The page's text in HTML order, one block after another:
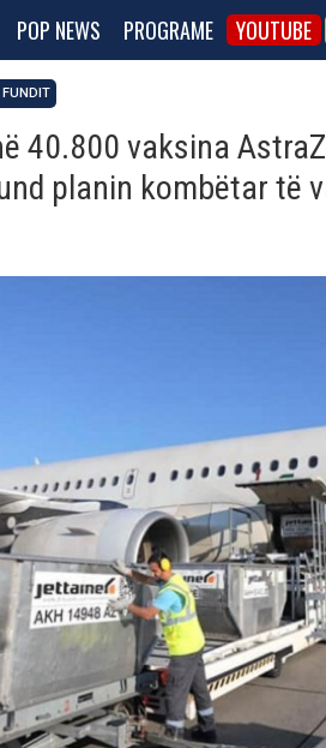
POP NEWS PROGRAME YOUTUBE
FUNDIT
40.800 vaksina
planin kombëtar të